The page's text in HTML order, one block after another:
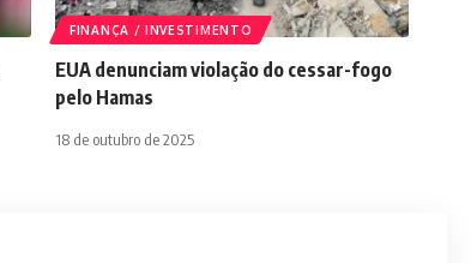
FINANÇA / INVESTIMENTO
EUA denunciam violação do cessar-fogo
pelo Hamas
18 de outubro de 2025